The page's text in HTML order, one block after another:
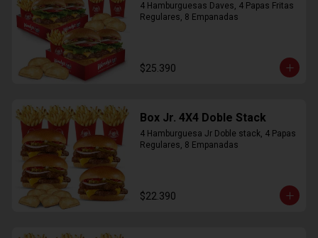
4 Hamburguesas Daves, 4 Papas Fritas
Regulares, 8 Empanadas
$25.390
Box Jr. 4X4 Doble Stack
4 Hamburguesa Jr Doble stack, 4 Papas
Regulares, 8 Empanadas
$22.390